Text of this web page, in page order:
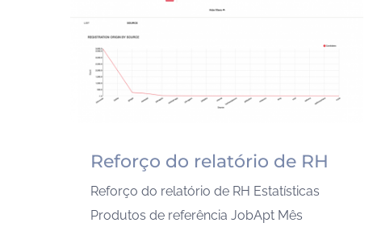
Reforço do relatório de RH
Reforço do relatório de RH Estatísticas
Produtos de referência JobApt Mês